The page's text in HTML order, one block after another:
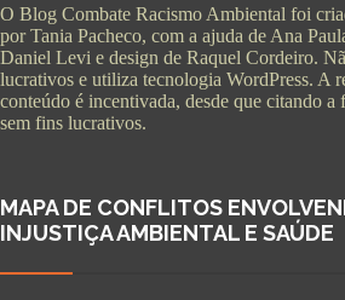
O Blog Combate Racismo Ambiental foi
por Tania Pacheco, com a ajuda de Ana
Daniel Levi e design de Raquel Cordeiro.
lucrativos e utiliza tecnologia WordPress. A
conteúdo é incentivada, desde que citando a
sem fins lucrativos.
MAPA DE CONFLITOS
INJUSTIÇA AMBIENTAL E SAÚDE